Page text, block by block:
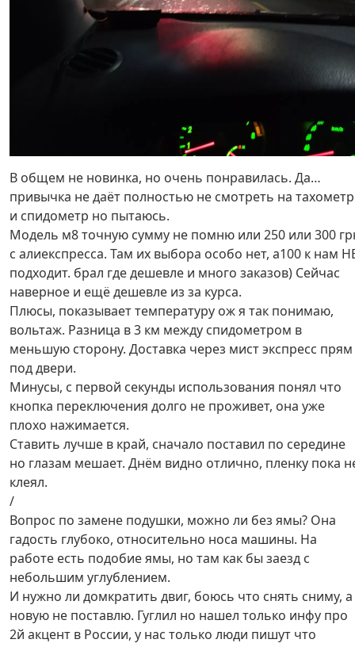
В общем не новинка, но очень понравилась. Да…
привычка не даёт полностью не смотреть на тахометр
и спидометр но пытаюсь.
Модель м8 точную сумму не помню или 250 или 300
с алиекспресса. Там их выбора особо нет, а100 к нам
подходит. брал где дешевле и много заказов) Сейчас
наверное и ещё дешевле из за курса.
Плюсы, показывает температуру ож я так понимаю,
вольтаж. Разница в 3 км между спидометром в
меньшую сторону. Доставка через мист экспресс прям
под двери.
Минусы, с первой секунды использования понял что
кнопка переключения долго не проживет, она уже
плохо нажимается.
Ставить лучше в край, сначало поставил по середине
но глазам мешает. Днём видно отлично, пленку пока
клеял.
/
Вопрос по замене подушки, можно ли без ямы? Она
гадость глубоко, относительно носа машины. На
работе есть подобие ямы, но там как бы заезд с
небольшим углублением.
И нужно ли домкратить двиг, боюсь что снять сниму, а
новую не поставлю. Гуглил но нашел только инфу про
2й акцент в России, у нас только люди пишут что